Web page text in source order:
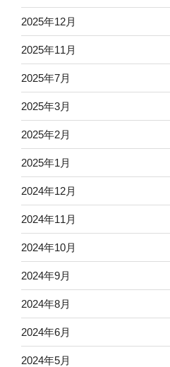
2025年12月
2025年11月
2025年7月
2025年3月
2025年2月
2025年1月
2024年12月
2024年11月
2024年10月
2024年9月
2024年8月
2024年6月
2024年5月